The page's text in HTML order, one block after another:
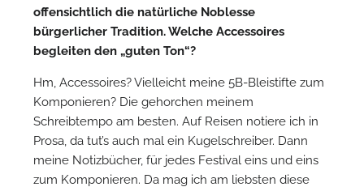
offensichtlich die natürliche Noblesse
bürgerlicher Tradition. Welche Accessoires
begleiten den „guten Ton“?
Hm, Accessoires? Vielleicht meine 5B-Bleistifte zum
Komponieren? Die gehorchen meinem
Schreibtempo am besten. Auf Reisen notiere ich in
Prosa, da tut’s auch mal ein Kugelschreiber. Dann
meine Notizbücher, für jedes Festival eins und eins
zum Komponieren. Da mag ich am liebsten diese